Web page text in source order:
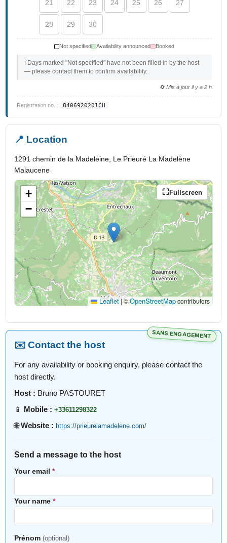
21 22 23 24 25 26 27
28 29 30
Not specified Availability announced Booked
ℹ️ Days marked "Not specified" have not been filled in by the host
— please contact them to confirm availability.
🔄 Mis à jour il y a 2 h
Registration no. : 8406920201CH
📍 Location
1291 chemin de la Madeleine, Le Prieuré La Madelène
Malaucene
Fullscreen
+
−
Leaflet|©OpenStreetMapcontributors
SANS ENGAGEMENT
✉️ Contact the host
For any availability or booking enquiry, please contact the
host directly.
Host : Bruno PASTOURET
📱 Mobile : +33611298322
🌐Website : https://prieurelamadelene.com/
Send a message to the host
Your email*
Your name*
Prénom(optional)